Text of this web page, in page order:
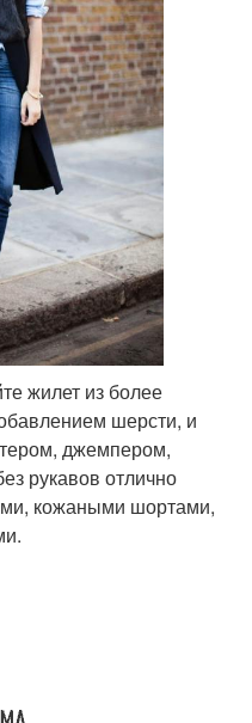
жилет из более
шерсти, и
джемпером,
рукавов отлично
кожаными шортами,